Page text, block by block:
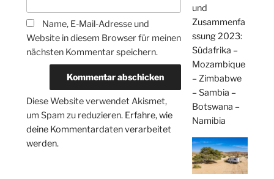
Name, E-Mail-Adresse und
Website in diesem Browser für meinen
nächsten Kommentar speichern.
Diese Website verwendet Akismet,
um Spam zu reduzieren. Erfahre, wie
deine Kommentardaten verarbeitet
werden.
und
Zusammenfa
ssung 2023:
Südafrika –
Mozambique
– Zimbabwe
– Sambia –
Botswana –
Namibia